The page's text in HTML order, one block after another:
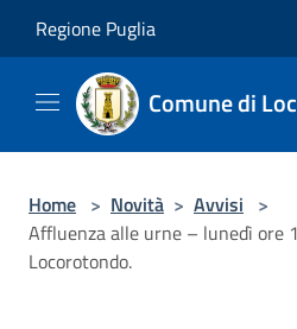
Regione Puglia
Comune di
Home > Novità > Avvisi >
Affluenza alle urne – lunedì ore
Locorotondo.